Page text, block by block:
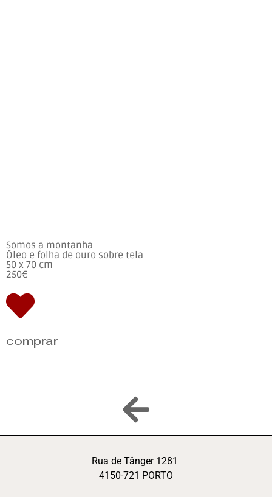
Somos a montanha
Óleo e folha de ouro sobre tela
50 x 70 cm
250€
comprar
Rua de Tânger 1281
4150-721 PORTO